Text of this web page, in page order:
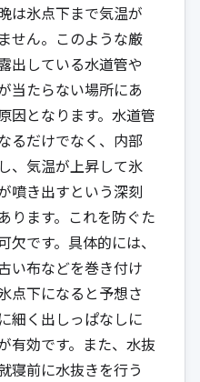
は氷点下まで気温が
せん。このような厳
出している水道管や
当たらない場所にあ
因となります。水道管
るだけでなく、内部
、気温が上昇して氷
噴き出すという深刻
ります。これを防ぐた
です。具体的には、
い布などを巻き付け
点下になると予想さ
細く出しっぱなしに
有効です。また、水抜
寝前に水抜きを行う